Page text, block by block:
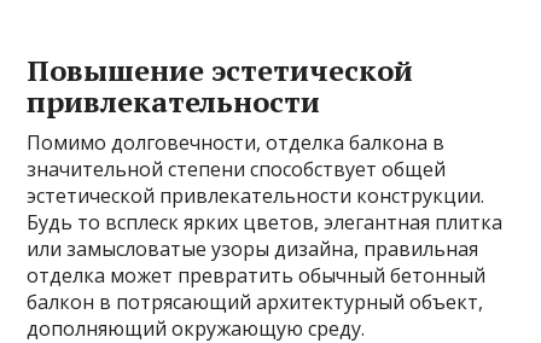
Повышение эстетической
привлекательности
Помимо долговечности, отделка балкона в
значительной степени способствует общей
эстетической привлекательности конструкции.
Будь то всплеск ярких цветов, элегантная плитка
или замысловатые узоры дизайна, правильная
отделка может превратить обычный бетонный
балкон в потрясающий архитектурный объект,
дополняющий окружающую среду.